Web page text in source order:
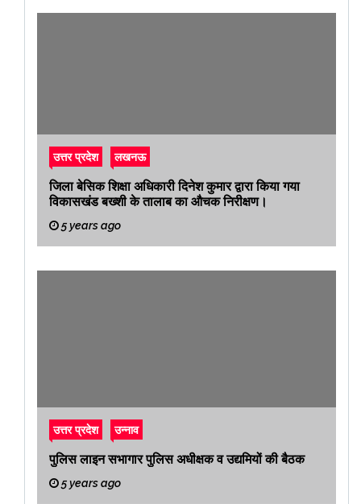
उत्तर प्रदेश लखनऊ
जिला बेसिक शिक्षा अधिकारी दिनेश कुमार द्वारा किया गया
विकासखंड बख्शी के तालाब का औचक निरीक्षण।
5 years ago
उत्तर प्रदेश उन्नाव
पुलिस लाइन सभागार पुलिस अधीक्षक व उद्यमियों की बैठक
5 years ago